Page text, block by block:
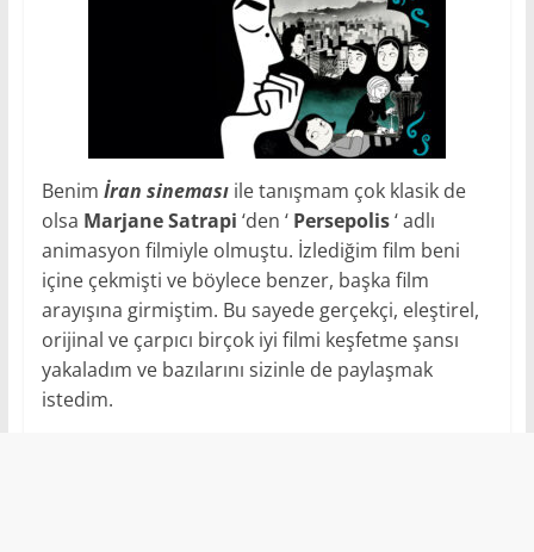
Benim İran sineması ile tanışmam çok klasik de
olsa Marjane Satrapi ‘den ‘ Persepolis‘ adlı
animasyon filmiyle olmuştu. İzlediğim film beni
içine çekmişti ve böylece benzer, başka film
arayışına girmiştim. Bu sayede gerçekçi, eleştirel,
orijinal ve çarpıcı birçok iyi filmi keşfetme şansı
yakaladım ve bazılarını sizinle de paylaşmak
istedim.